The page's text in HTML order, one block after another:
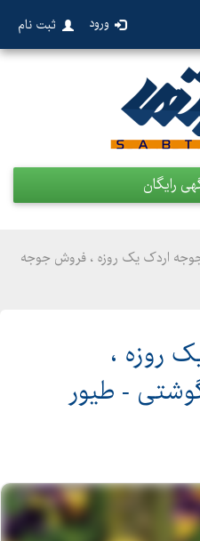
ورود ثبت نام
رایگان
اردک یک روزه ، فروش جوجه
روزه ،
- طیور